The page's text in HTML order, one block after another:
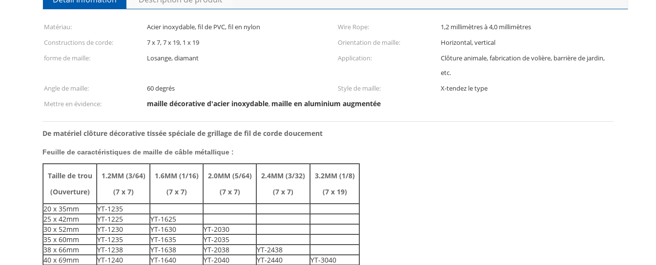
Matériau: Acier inoxydable, fil de PVC, fil en nylon Wire Rope:
1,2 millimètres à 4,0 millimètres
Constructions de corde:
7 x 7, 7 x 19, 1 x 19 Orientation de maille:
Horizontal, vertical
forme de maille:
Losange, diamant Application:
Clôture animale, fabrication de volière, barrière de jardin,
etc.
Angle de maille:
60 degrés Style de maille:
X-tendez le type
Mettre en évidence:
maille décorative d'acier inoxydable, maille en aluminium augmentée
De matériel clôture décorative tissée spéciale de grillage de fil de corde doucement
Feuille de caractéristiques de maille de câble métallique :
Taille de trou
(Ouverture)
1.2MM (3/64)
(7 x 7)
1.6MM (1/16)
(7 x 7)
2.0MM (5/64)
(7 x 7)
2.4MM (3/32)
(7 x 7)
3.2MM (1/8)
(7 x 19)
20 x 35mm
YT-1235
25 x 42mm
YT-1225
YT-1625
30 x 52mm
YT-1230 YT-1630
YT-2030
35 x 60mm
YT-1235 YT-1635
YT-2035
38 x 66mm
YT-1238 YT-1638 YT-2038
YT-2438
40 x 69mm
YT-1240 YT-1640 YT-2040 YT-2440
YT-3040